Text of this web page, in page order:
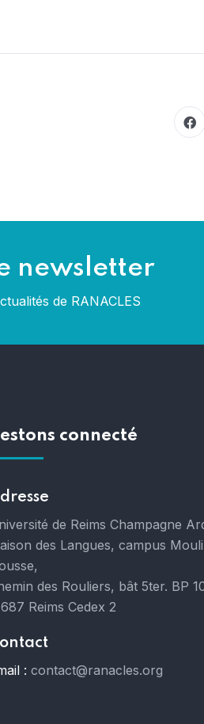
newsletter
de RANACLES
connecté
de Reims Champagne
des Langues, campus
des Rouliers, bât 5ter. BP
Reims Cedex 2
: contact@ranacles.org